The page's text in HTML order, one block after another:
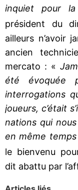
inquiet pour
président du
ailleurs n’avoir
ancien
mercato : «
été évoquée
interrogations
joueurs, c’était
nations qui
en même
le bienvenu
dit abattu par